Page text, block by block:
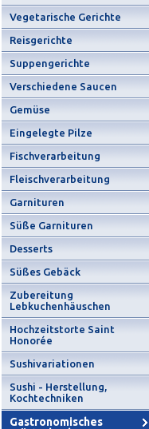
Vegetarische Gerichte
Reisgerichte
Suppengerichte
Verschiedene Saucen
Gemüse
Eingelegte Pilze
Fischverarbeitung
Fleischverarbeitung
Garnituren
Süße Garnituren
Desserts
Süßes Gebäck
Zubereitung
Lebkuchenhäuschen
Hochzeitstorte Saint
Honorée
Sushivariationen
Sushi - Herstellung,
Kochtechniken
Gastronomisches